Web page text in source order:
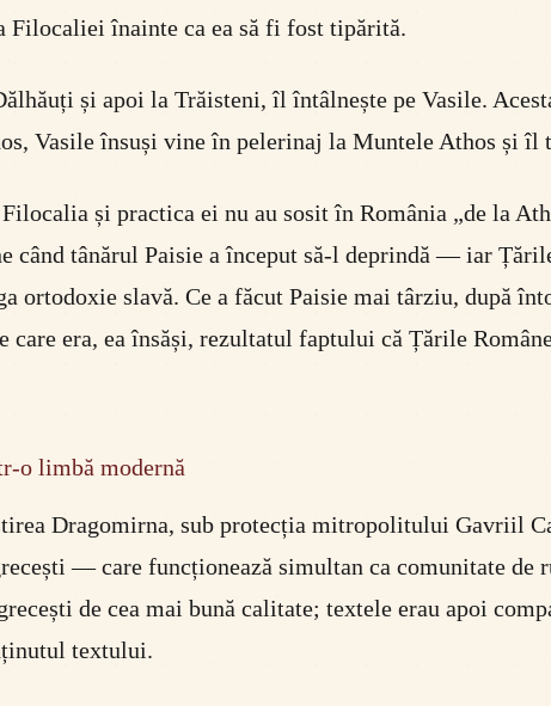
Filocaliei înainte ca ea să fi fost tipărită.
și apoi la Trăisteni, îl întâlnește pe Vasile.
Vasile însuși vine în pelerinaj la Muntele Athos și îl
și practica ei nu au sosit în România „de la
tânărul Paisie a început să-l deprindă — iar
ortodoxie slavă. Ce a făcut Paisie mai târziu, după
era, ea însăși, rezultatul faptului că Țările
o limbă modernă
Dragomirna, sub protecția mitropolitului Gavriil
— care funcționează simultan ca comunitate de
de cea mai bună calitate; textele erau apoi
textului.